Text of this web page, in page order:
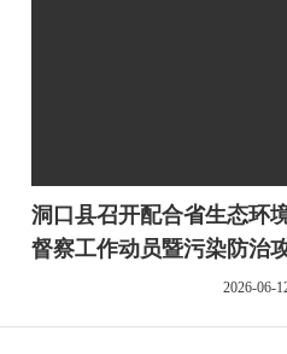
洞口县召开配合省生态环
督察工作动员暨污染防治
战“夏季攻势”推进会2026-06-